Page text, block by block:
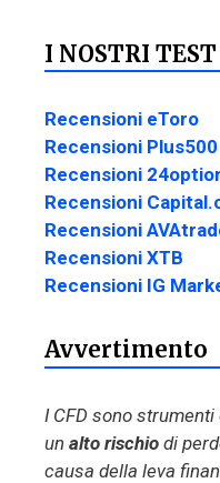
I NOSTRI TEST
Recensioni eToro
Recensioni Plus500
Recensioni
Recensioni
Recensioni
Recensioni XTB
Recensioni IG
Avvertimento
I CFD sono
un alto rischio di
causa della leva